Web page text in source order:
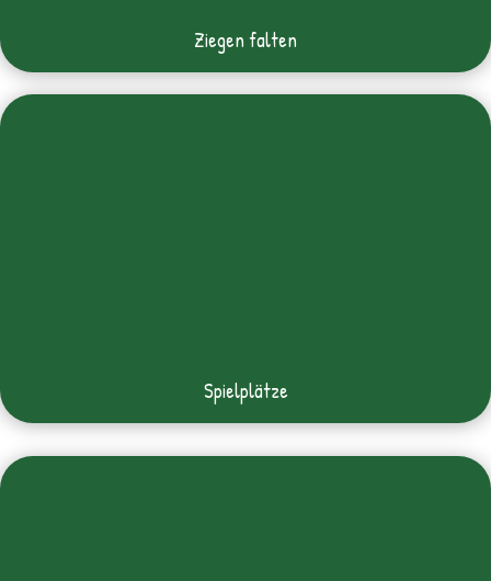
Ziegen falten
Spielplätze